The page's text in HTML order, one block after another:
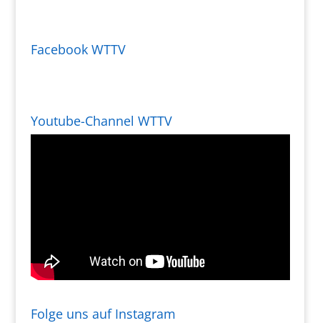
Facebook WTTV
Youtube-Channel WTTV
Folge uns auf Instagram